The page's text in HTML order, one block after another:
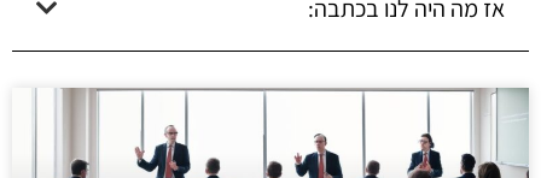
אז מה היה לנו בכתבה: